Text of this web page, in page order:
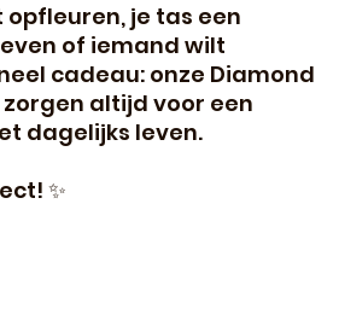
opfleuren, je tas een
of iemand wilt
cadeau: onze Diamond
altijd voor een
dagelijks leven.
✨